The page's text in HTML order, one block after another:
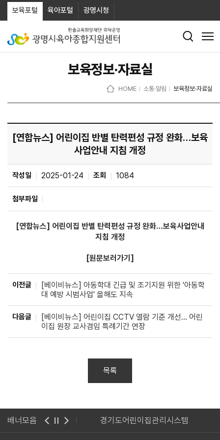
보육포털 육아포털 광명시청
보육정보·자료실
HOME 소통·알림 보육정보·자료실
[연합뉴스] 어린이집 반별 탄력편성 규정 완화…보육
사업안내 지침 개정
작성일 2025-01-24 조회 1084
첨부파일
[연합뉴스] 어린이집 반별 탄력편성 규정 완화…보육사업안내
지침 개정
[원문보러가기]
이전글
[베이비뉴스] 아동학대 긴급 및 조기지원 위한 '아동학
대 예방 시범사업' 올해도 지속
다음글
[베이비뉴스] 어린이집 CCTV 열람 기준 개선... 어린
이집 원장 교사겸임 특례기간 연장
목록
배너모음
시청 경기도어린이집관리시스템